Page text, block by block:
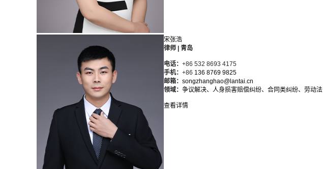
宋张浩
律师 | 青岛
电话： +86 532 8693 4175
手机： +86 136 8769 9825
邮箱： songzhanghao@lantai.cn
领域： 争议解决、人身损害赔偿纠纷、合同类纠纷、劳动法
查看详情